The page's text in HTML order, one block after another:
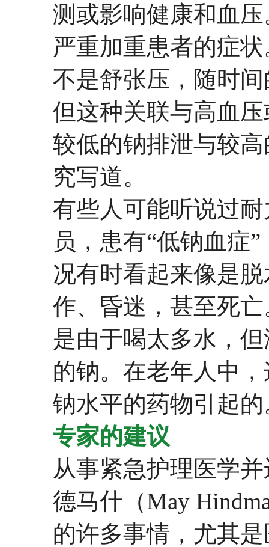
测或影响健康和血
严重加重患者的症
不是舒张压，随时
但这种关联与高血
较低的钠排泄与较
究写道。
有些人可能听说过
员，患有“低钠血症
况有时看起来像是
作、昏迷，甚至死
是由于喝太多水，
的钠。在老年人中
钠水平的药物引起的
专家的建议
从事紧急护理医学并
德马什（May
的许多事情，尤其